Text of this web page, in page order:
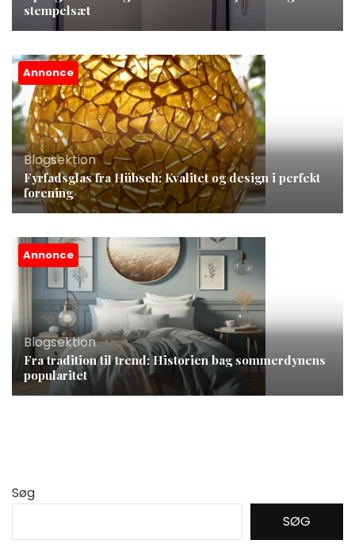
stempelsæt
Annonce
Blogsektion
Fyrfadsglas fra Hübsch: Kvalitet og design i perfekt
forening
Annonce
Blogsektion
Fra tradition til trend: Historien bag sommerdynens
popularitet
Søg
SØG